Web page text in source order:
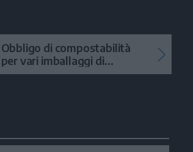
Obbligo di compostabilità
per vari imballaggi di
ortofrutta